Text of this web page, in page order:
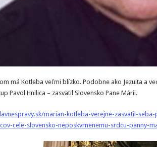
má Kotleba veľmi blízko. Podobne ako Jezuita a
Pavol Hnilica – zasvätil Slovensko Pane Márii.
marian-kotleba-verejne-zasvatil-
cele-slovensko-neposkvrnenemu-srdcu-panny-